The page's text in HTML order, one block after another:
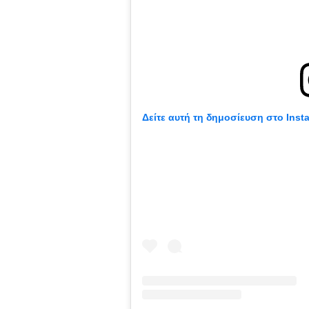
Δείτε αυτή τη δημοσίευση στο